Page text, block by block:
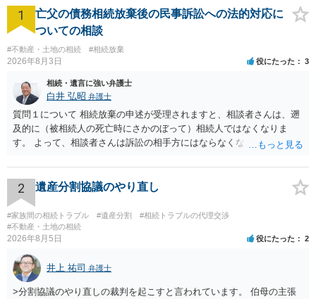
1
亡父の債務相続放棄後の民事訴訟への法的対応に
ついての相談
#不動産・土地の相続 #相続放棄
2026年8月3日 役にたった 3
相続・遺言に強い弁護士
白井 弘昭 弁護士
質問１について 相続放棄の申述が受理されますと、相談者さんは、遡
及的に（被相続人の死亡時にさかのぼって）相続人ではなくなりま
す。 よって、相談者さんは訴訟の相手方にはならなくなるので（明け
理証明を家庭裁判所で取得し、コピーを答弁書に添えて裁判所に提出
してください。 質問２について 請求棄却を求める答弁書を提出すれ
ば、第１回期日は出席する必要がありません。その日は差支え（用事
があり出席できない）との記載で十分です。 質問３について 弁護士で
はないので、ｍｉｎｔｓでの提出の必要は無いと思います。郵送（期
限までに届けばよい）で十分です。 詳細は、書面記載の裁判所書記官
にお問い合わせください。 以上、ご参考まで。
2 遺産分割協議のやり直し
#家族間の相続トラブル #遺産分割
#相続トラブルの代理交渉
#不動産・土地の相続
2026年8月5日 役にたった 2
井上 祐司 弁護士
>分割協議のやり直しの裁判を起こすと言われています。 伯母の主張